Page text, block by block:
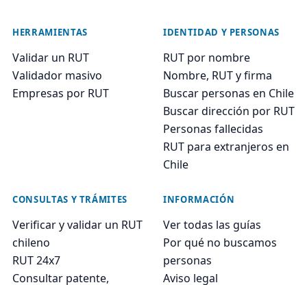
HERRAMIENTAS
Validar un RUT
Validador masivo
Empresas por RUT
IDENTIDAD Y PERSONAS
RUT por nombre
Nombre, RUT y firma
Buscar personas en Chile
Buscar dirección por RUT
Personas fallecidas
RUT para extranjeros en
Chile
CONSULTAS Y TRÁMITES
Verificar y validar un RUT
chileno
RUT 24x7
Consultar patente,
INFORMACIÓN
Ver todas las guías
Por qué no buscamos
personas
Aviso legal